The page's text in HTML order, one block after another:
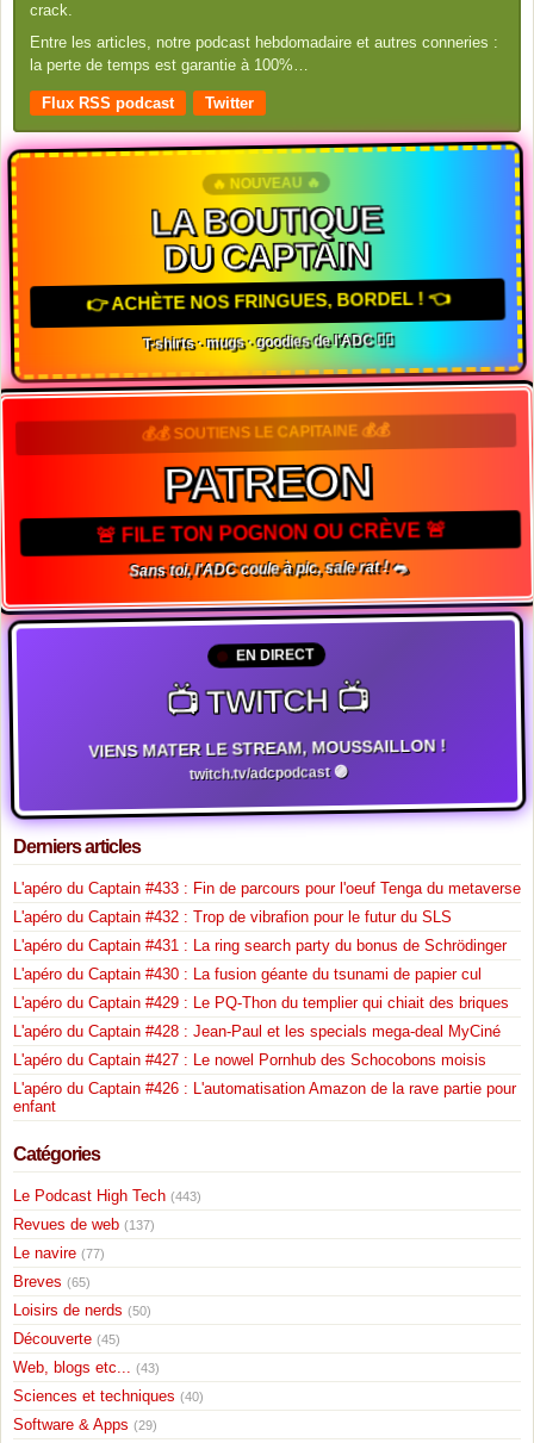
crack.
Entre les articles, notre podcast hebdomadaire et autres conneries :
la perte de temps est garantie à 100%…
Flux RSS podcast Twitter
🔥 NOUVEAU 🔥
LA BOUTIQUE
DU CAPTAIN
👉 ACHÈTE NOS FRINGUES, BORDEL ! 👈
T-shirts · mugs · goodies de l'ADC 🏴‍☠️
💰💰 SOUTIENS LE CAPITAINE 💰💰
PATREON
🚨 FILE TON POGNON OU CRÈVE 🚨
Sans toi, l'ADC coule à pic, sale rat ! 🐀
EN DIRECT
📺 TWITCH 📺
VIENS MATER LE STREAM, MOUSSAILLON !
twitch.tv/adcpodcast 🟣
Derniers articles
L'apéro du Captain #433 : Fin de parcours pour l'oeuf Tenga du metaverse
L'apéro du Captain #432 : Trop de vibrafion pour le futur du SLS
L'apéro du Captain #431 : La ring search party du bonus de Schrödinger
L'apéro du Captain #430 : La fusion géante du tsunami de papier cul
L'apéro du Captain #429 : Le PQ-Thon du templier qui chiait des briques
L'apéro du Captain #428 : Jean-Paul et les specials mega-deal MyCiné
L'apéro du Captain #427 : Le nowel Pornhub des Schocobons moisis
L'apéro du Captain #426 : L'automatisation Amazon de la rave partie pour
enfant
Catégories
Le Podcast High Tech (443)
Revues de web (137)
Le navire (77)
Breves (65)
Loisirs de nerds (50)
Découverte (45)
Web, blogs etc... (43)
Sciences et techniques (40)
Software & Apps (29)